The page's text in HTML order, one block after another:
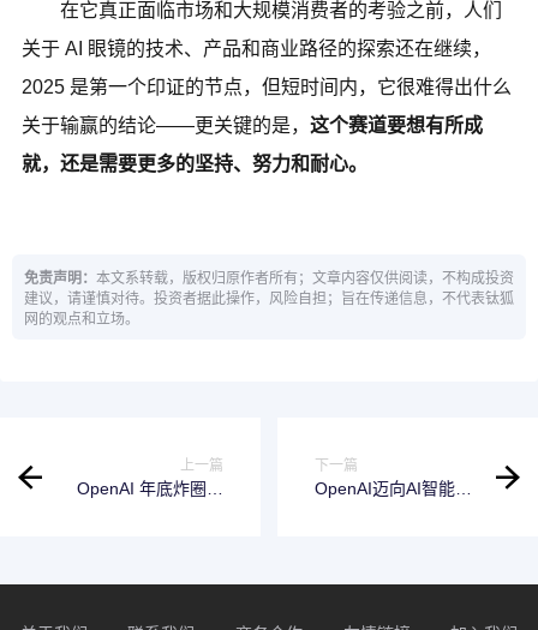
在它真正面临市场和大规模消费者的考验之前，人们
关于 AI 眼镜的技术、产品和商业路径的探索还在继续，
2025 是第一个印证的节点，但短时间内，它很难得出什么
关于输赢的结论——更关键的是， 这个赛道要想有所成
就，还是需要更多的坚持、努力和耐心。
免责声明： 本文系转载，版权归原作者所有；文章内容仅供阅读，不构成投资
建议，请谨慎对待。投资者据此操作，风险自担；旨在传递信息，不代表钛狐
网的观点和立场。
上一篇
OpenAI 年底炸圈开
下一篇
OpenAI迈向AI智能体